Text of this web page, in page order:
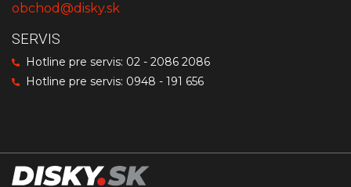
obchod@disky.sk
SERVIS
Hotline pre servis: 02 - 2086 2086
Hotline pre servis: 0948 - 191 656